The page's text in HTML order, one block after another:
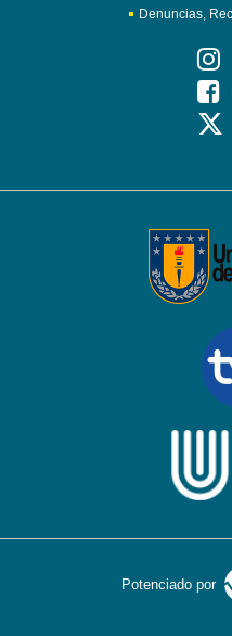
Denuncias,
Potenciado por